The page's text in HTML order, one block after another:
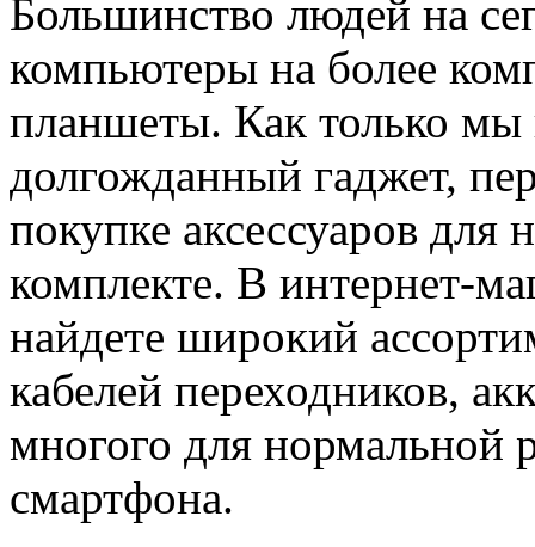
Большинство людей на
компьютеры на более
планшеты. Как только мы
долгожданный гаджет,
покупке аксессуаров для
комплекте. В интернет-
найдете широкий
кабелей переходников,
многого для нормальной
смартфона.